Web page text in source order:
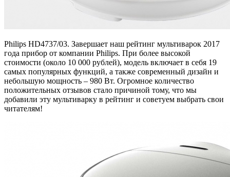
Philips HD4737/03. Завершает наш рейтинг мультиварок 2017
года прибор от компании Philips. При более высокой
стоимости (около 10 000 рублей), модель включает в себя 19
самых популярных функций, а также современный дизайн и
небольшую мощность – 980 Вт. Огромное количество
положительных отзывов стало причиной тому, что мы
добавили эту мультиварку в рейтинг и советуем выбрать свои
читателям!